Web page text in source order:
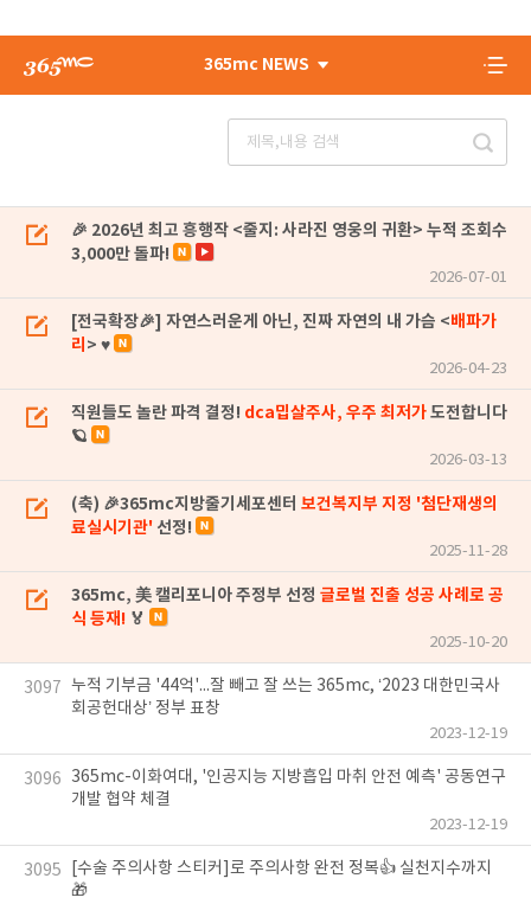
365mc NEWS
🎉 2026년 최고 흥행작 <줄지: 사라진 영웅의 귀환> 누적 조회수
3,000만 돌파!
2026-07-01
[전국확장🎉] 자연스러운게 아닌, 진짜 자연의 내 가슴 <배파가
리 > ♥
2026-04-23
직원들도 놀란 파격 결정! dca밉살주사, 우주 최저가도전합니다
🪐
2026-03-13
(축) 🎉365mc지방줄기세포센터 보건복지부 지정 '첨단재생의
료실시기관' 선정!
2025-11-28
365mc, 美 캘리포니아 주정부 선정 글로벌 진출 성공 사례로 공
식 등재! 🏅
2025-10-20
3097 누적 기부금 '44억'...잘 빼고 잘 쓰는 365mc, ‘2023 대한민국사
회공헌대상’ 정부 표창
2023-12-19
3096
365mc-이화여대, '인공지능 지방흡입 마취 안전 예측' 공동연구
개발 협약 체결
2023-12-19
3095
[수술 주의사항 스티커]로 주의사항 완전 정복👍 실천지수까지
🎁